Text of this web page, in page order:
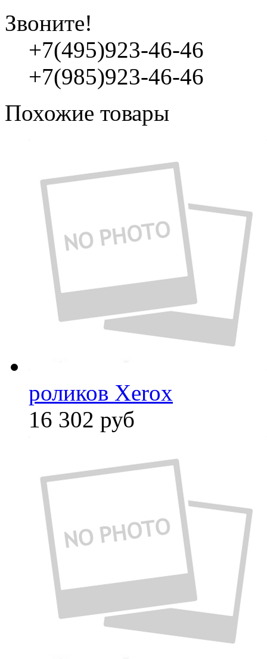
Звоните!
+7(495)923-46-46
+7(985)923-46-46
Похожие товары
роликов Xerox
16 302 руб